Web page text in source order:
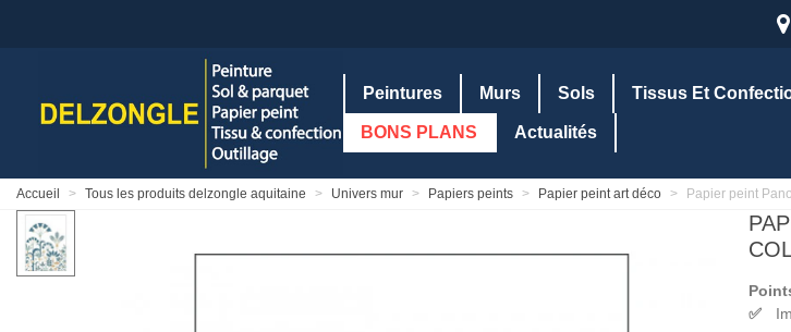
Peintures Murs Sols Tissus Et
BONS PLANS Actualités
Accueil > Tous les produits delzongle aquitaine > Univers mur > Papiers peints > Papier peint art déco > Papier peint